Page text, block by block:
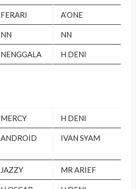
FERARI A’ONE
NN NN
NENGGALA H DENI
MERCY H DENI
ANDROID IVAN SYAM
JAZZY MR ARIEF